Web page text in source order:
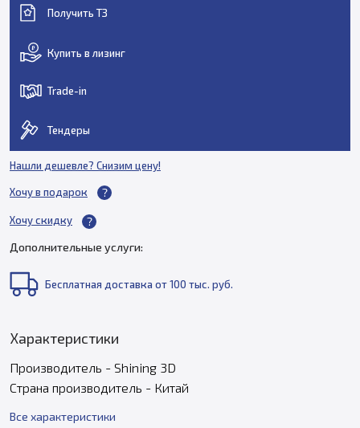
Дополнительные услуги:
Бесплатная доставка от 100 тыс. руб.
Характеристики
Производитель - Shining 3D
Страна производитель - Китай
Все характеристики
Получить ТЗ
Купить в лизинг
Trade-in
Тендеры
Нашли дешевле? Снизим цену!
Хочу в подарок
Хочу скидку